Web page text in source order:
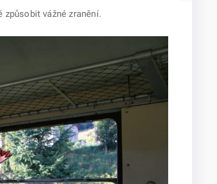
vážné zranění.